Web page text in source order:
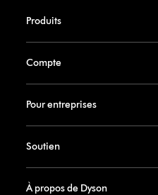
Produits
Compte
Pour entreprises
Soutien
À propos de Dyson